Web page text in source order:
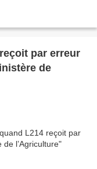
par erreur
de